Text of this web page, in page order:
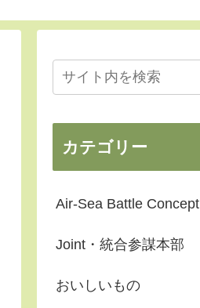
カテゴリー
Air-Sea Battle Concept
Joint・統合参謀本部
おいしいもの